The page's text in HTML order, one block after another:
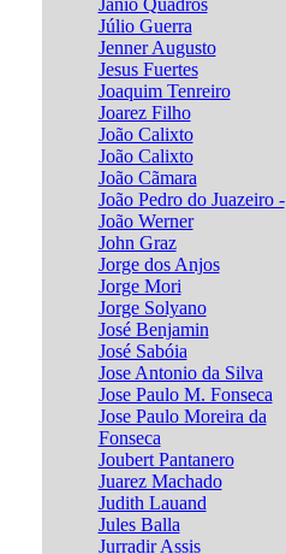
Jânio Quadros
Júlio Guerra
Jenner Augusto
Jesus Fuertes
Joaquim Tenreiro
Joarez Filho
João Calixto
João Calixto
João Cãmara
João Pedro do Juazeiro -
João Werner
John Graz
Jorge dos Anjos
Jorge Mori
Jorge Solyano
José Benjamin
José Sabóia
Jose Antonio da Silva
Jose Paulo M. Fonseca
Jose Paulo Moreira da
Fonseca
Joubert Pantanero
Juarez Machado
Judith Lauand
Jules Balla
Jurradir Assis